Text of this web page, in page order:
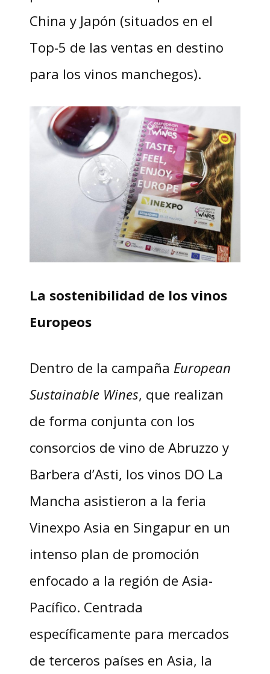
China y Japón (situados en el
Top-5 de las ventas en destino
para los vinos manchegos).
La sostenibilidad de los vinos
Europeos
Dentro de la campaña European
Sustainable Wines, que realizan
de forma conjunta con los
consorcios de vino de Abruzzo y
Barbera d’Asti, los vinos DO La
Mancha asistieron a la feria
Vinexpo Asia en Singapur en un
intenso plan de promoción
enfocado a la región de Asia-
Pacífico. Centrada
específicamente para mercados
de terceros países en Asia, la